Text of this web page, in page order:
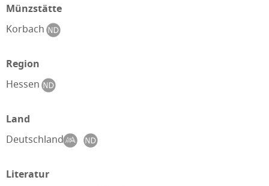
Münzstätte
Korbach
Region
Hessen
Land
Deutschland
Literatur